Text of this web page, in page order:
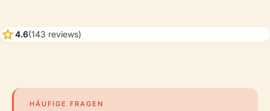
star4.6(143 reviews)
HÄUFIGE FRAGEN